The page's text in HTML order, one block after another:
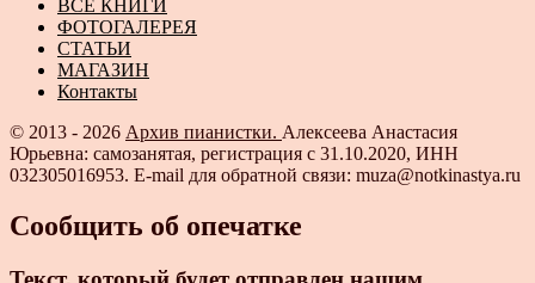
ВСЕ КНИГИ
ФОТОГАЛЕРЕЯ
СТАТЬИ
МАГАЗИН
Контакты
© 2013 - 2026 Архив пианистки. Алексеева Анастасия
Юрьевна: самозанятая, регистрация с 31.10.2020, ИНН
032305016953. E-mail для обратной связи: muza@notkinastya.ru
Сообщить об опечатке